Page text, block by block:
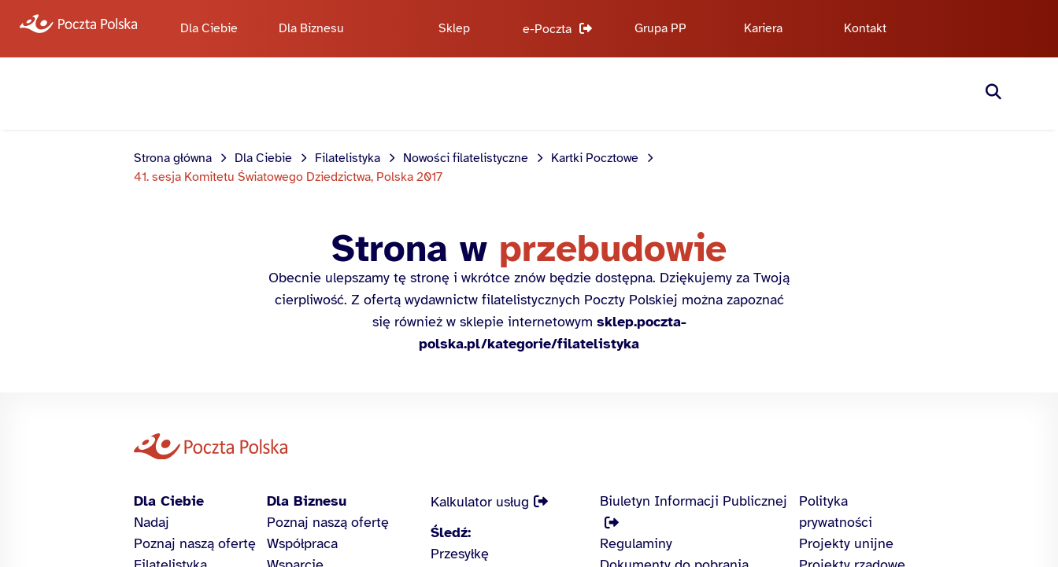
Dla Ciebie Dla Biznesu Sklep e-Poczta Grupa PP Kariera Kontakt
Strona główna Dla Ciebie Filatelistyka Nowości filatelistyczne
Kartki Pocztowe
41. sesja Komitetu Światowego Dziedzictwa, Polska 2017
Strona w przebudowie
Obecnie ulepszamy tę stronę i wkrótce znów będzie dostępna. Dziękujemy za Twoją
cierpliwość. Z ofertą wydawnictw filatelistycznych Poczty Polskiej można zapoznać
się również w sklepie internetowym sklep.poczta-
polska.pl/kategorie/filatelistyka
Dla Ciebie
Nadaj
Poznaj naszą ofertę
Dla Biznesu
Poznaj naszą ofertę
Współpraca
Kalkulator usług
Śledź:
Przesyłkę
Biuletyn Informacji Publicznej
Regulaminy
Polityka
prywatności
Projekty unijne